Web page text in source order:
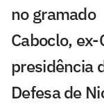
no gramado
Caboclo,
presidência
Defesa de